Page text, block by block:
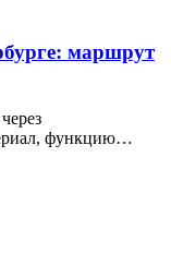
маршрут
функцию…